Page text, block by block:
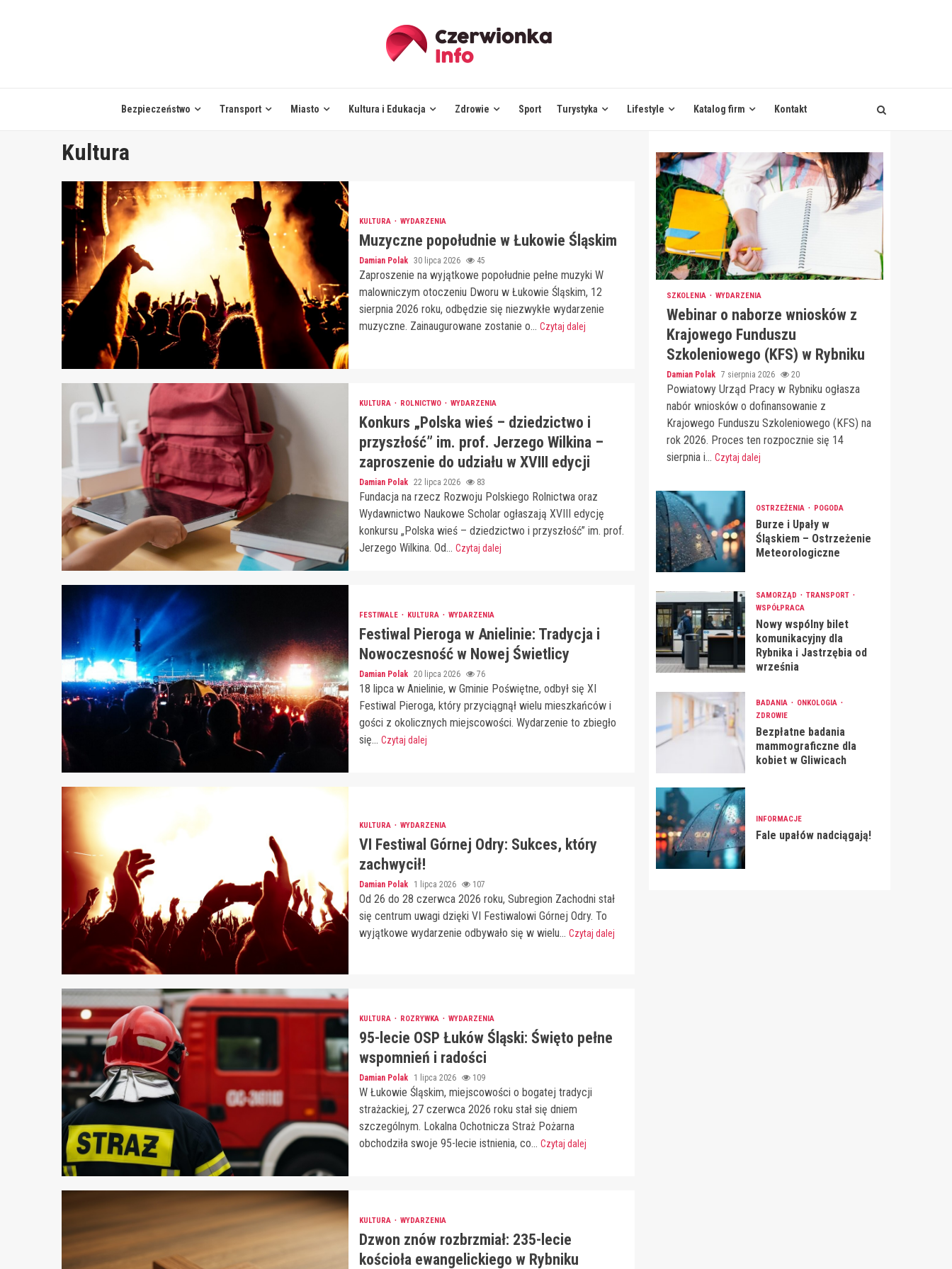
Bezpieczeństwo Transport Miasto Kultura i Edukacja Zdrowie Sport Turystyka Lifestyle Katalog firm Kontakt
Kultura
KULTURA WYDARZENIA
Muzyczne popołudnie w Łukowie Śląskim
Damian Polak 30 lipca 2026 45
Zaproszenie na wyjątkowe popołudnie pełne muzyki W
malowniczym otoczeniu Dworu w Łukowie Śląskim, 12
sierpnia 2026 roku, odbędzie się niezwykłe wydarzenie
muzyczne. Zainaugurowane zostanie o... Czytaj dalej
KULTURA ROLNICTWO WYDARZENIA
Konkurs „Polska wieś – dziedzictwo i
przyszłość” im. prof. Jerzego Wilkina –
zaproszenie do udziału w XVIII edycji
Damian Polak 22 lipca 2026 83
Fundacja na rzecz Rozwoju Polskiego Rolnictwa oraz
Wydawnictwo Naukowe Scholar ogłaszają XVIII edycję
konkursu „Polska wieś – dziedzictwo i przyszłość” im. prof.
Jerzego Wilkina. Od... Czytaj dalej
FESTIWALE KULTURA WYDARZENIA
Festiwal Pieroga w Anielinie: Tradycja i
Nowoczesność w Nowej Świetlicy
Damian Polak 20 lipca 2026 76
18 lipca w Anielinie, w Gminie Poświętne, odbył się XI
Festiwal Pieroga, który przyciągnął wielu mieszkańców i
gości z okolicznych miejscowości. Wydarzenie to zbiegło
się... Czytaj dalej
KULTURA WYDARZENIA
VI Festiwal Górnej Odry: Sukces, który
zachwycił!
Damian Polak 1 lipca 2026 107
Od 26 do 28 czerwca 2026 roku, Subregion Zachodni stał
się centrum uwagi dzięki VI Festiwalowi Górnej Odry. To
wyjątkowe wydarzenie odbywało się w wielu... Czytaj dalej
KULTURA ROZRYWKA WYDARZENIA
95-lecie OSP Łuków Śląski: Święto pełne
wspomnień i radości
Damian Polak 1 lipca 2026 109
W Łukowie Śląskim, miejscowości o bogatej tradycji
strażackiej, 27 czerwca 2026 roku stał się dniem
szczególnym. Lokalna Ochotnicza Straż Pożarna
obchodziła swoje 95-lecie istnienia, co... Czytaj dalej
KULTURA WYDARZENIA
Dzwon znów rozbrzmiał: 235-lecie
kościoła ewangelickiego w Rybniku
SZKOLENIA WYDARZENIA
Webinar o naborze wniosków z
Krajowego Funduszu
Szkoleniowego (KFS) w Rybniku
Damian Polak 7 sierpnia 2026 20
Powiatowy Urząd Pracy w Rybniku ogłasza
nabór wniosków o dofinansowanie z
Krajowego Funduszu Szkoleniowego (KFS) na
rok 2026. Proces ten rozpocznie się 14
sierpnia i... Czytaj dalej
OSTRZEŻENIA POGODA
Burze i Upały w
Śląskiem – Ostrzeżenie
Meteorologiczne
SAMORZĄD
TRANSPORT
WSPÓŁPRACA
Nowy wspólny bilet
komunikacyjny dla
Rybnika i Jastrzębia od
września
BADANIA
ONKOLOGIA
ZDROWIE
Bezpłatne badania
mammograficzne dla
kobiet w Gliwicach
INFORMACJE
Fale upałów nadciągają!